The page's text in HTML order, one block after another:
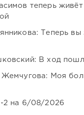
теперь
Теперь вы
В ход
Жемчугова: Моя
2 на 6/08/2026